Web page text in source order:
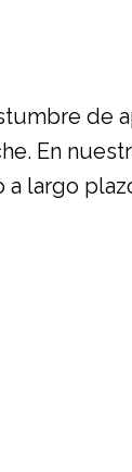
de
En
a largo